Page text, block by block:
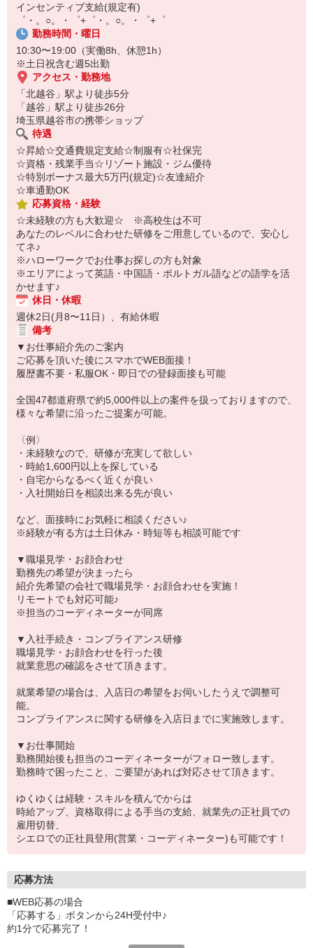
【スマホ面接実施中】
￣￣￣￣￣￣￣￣￣
自宅に居ながらスマホでカンタン面接OK！
オンライン面談なのでスピード対応。
インセンティブ支給(規定有)
゜・。○。・゜+゜・。○。・゜+゜
勤務時間・曜日
10:30〜19:00（実働8h、休憩1h）
※土日祝含む週5出勤
アクセス・勤務地
「北越谷」駅より徒歩5分
「越谷」駅より徒歩26分
埼玉県越谷市の携帯ショップ
待遇
☆昇給☆交通費規定支給☆制服有☆社保完
☆資格・残業手当☆リゾート施設・ジム優待
☆特別ボーナス最大5万円(規定)☆友達紹介
☆車通勤OK
応募資格・経験
☆未経験の方も大歓迎☆ ※高校生は不可
あなたのレベルに合わせた研修をご用意しているので、安心し
てネ♪
※ハローワークでお仕事お探しの方も対象
※エリアによって英語・中国語・ポルトガル語などの語学を活
かせます♪
休日・休暇
週休2日(月8〜11日）、有給休暇
備考
▼お仕事紹介先のご案内
ご応募を頂いた後にスマホでWEB面接！
履歴書不要・私服OK・即日での登録面接も可能
全国47都道府県で約5,000件以上の案件を扱っておりますので、
様々な希望に沿ったご提案が可能。
〈例〉
・未経験なので、研修が充実して欲しい
・時給1,600円以上を探している
・自宅からなるべく近くが良い
・入社開始日を相談出来る先が良い
など、面接時にお気軽に相談ください♪
※経験が有る方は土日休み・時短等も相談可能です
▼職場見学・お顔合わせ
勤務先の希望が決まったら
紹介先希望の会社で職場見学・お顔合わせを実施！
リモートでも対応可能♪
※担当のコーディネーターが同席
▼入社手続き・コンプライアンス研修
職場見学・お顔合わせを行った後
就業意思の確認をさせて頂きます。
就業希望の場合は、入店日の希望をお伺いしたうえで調整可
能。
コンプライアンスに関する研修を入店日までに実施致します。
▼お仕事開始
勤務開始後も担当のコーディネーターがフォロー致します。
勤務時で困ったこと、ご要望があれば対応させて頂きます。
ゆくゆくは経験・スキルを積んでからは
時給アップ、資格取得による手当の支給、就業先の正社員での
雇用切替、
シエロでの正社員登用(営業・コーディネーター)も可能です！
応募方法
■WEB応募の場合
「応募する」ボタンから24H受付中♪
約1分で応募完了！